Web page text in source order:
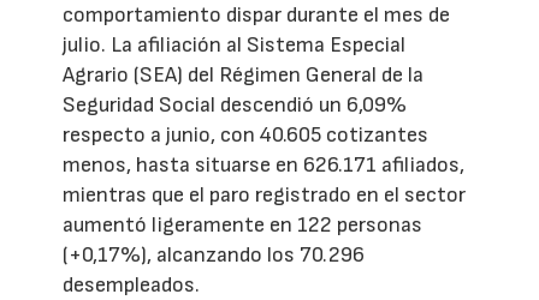
comportamiento dispar durante el mes de
julio. La afiliación al Sistema Especial
Agrario (SEA) del Régimen General de la
Seguridad Social descendió un 6,09%
respecto a junio, con 40.605 cotizantes
menos, hasta situarse en 626.171 afiliados,
mientras que el paro registrado en el sector
aumentó ligeramente en 122 personas
(+0,17%), alcanzando los 70.296
desempleados.